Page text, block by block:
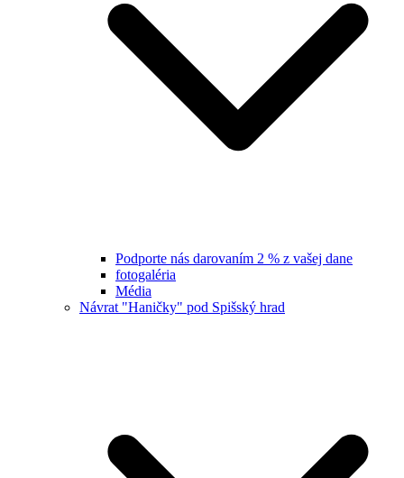
Podporte nás darovaním 2 % z vašej dane
fotogaléria
Média
Návrat "Haničky" pod Spišský hrad